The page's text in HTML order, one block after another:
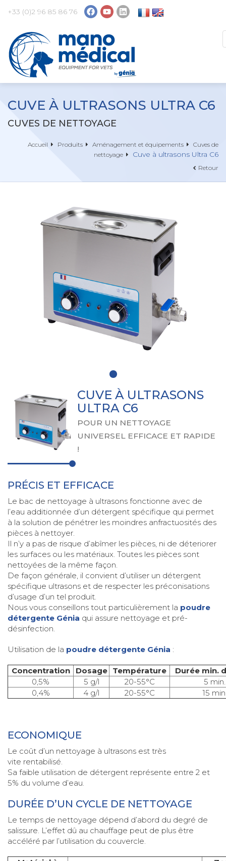
+33 (0)2 96 85 86 76
CUVE À ULTRASONS ULTRA C6
CUVES DE NETTOYAGE
Accueil Produits Aménagement et équipements
Cuves de
nettoyage
Cuve à ultrasons Ultra C6
Retour
CUVE À ULTRASONS
ULTRA C6
POUR UN NETTOYAGE
UNIVERSEL EFFICACE ET RAPIDE
!
PRÉCIS ET EFFICACE
Le bac de nettoyage à ultrasons fonctionne avec de
l’eau additionnée d’un détergent spécifique qui permet
à la solution de pénétrer les moindres anfractuosités des
pièces à nettoyer.
Il n’y a pas de risque d’abîmer les pièces, ni de déteriorer
les surfaces ou les matériaux. Toutes les pièces sont
nettoyées de la même façon.
De façon générale, il convient d’utiliser un détergent
spécifique ultrasons et de respecter les préconisations
d’usage d’un tel produit.
Nous vous conseillons tout particulièrement la poudre
détergente Génia qui assure nettoyage et pré-
désinfection.
Utilisation de la poudre détergente Génia :
Concentration Dosage Température
Durée min.
0,5%
5 g/l 20-55°C
5 min.
0,4%
4 g/l 20-55°C 15
ECONOMIQUE
Le coût d’un nettoyage à ultrasons est très
vite rentabilisé.
Sa faible utilisation de détergent représente entre 2 et
5% du volume d’eau.
DURÉE D’UN CYCLE DE NETTOYAGE
Le temps de nettoyage dépend d’abord du degré de
salissure. L’effet dû au chauffage peut de plus être
accéléré par l’utilisation du couvercle.